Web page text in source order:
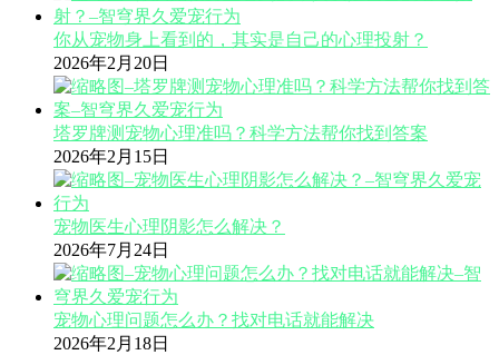
你从宠物身上看到的，其实是自己的心理投射？
2026年2月20日
塔罗牌测宠物心理准吗？科学方法帮你找到答案
2026年2月15日
宠物医生心理阴影怎么解决？
2026年7月24日
宠物心理问题怎么办？找对电话就能解决
2026年2月18日